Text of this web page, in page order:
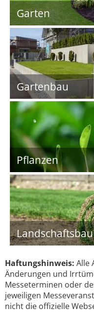
Garten
Gartenbau
Pflanzen
Landschaftsbau
Haftungshinweis: Alle
Änderungen und
Messeterminen oder
jeweiligen
nicht die offizielle